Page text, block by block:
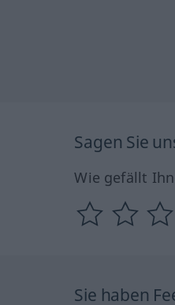
Sagen Sie
Wie gefällt
Sie haben